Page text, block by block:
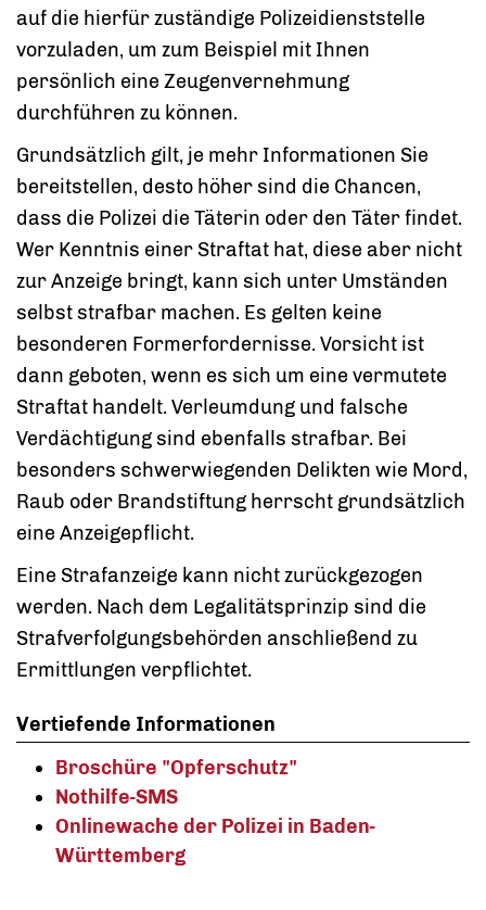
auf die hierfür zuständige Polizeidienststelle
vorzuladen, um zum Beispiel mit Ihnen
persönlich eine Zeugenvernehmung
durchführen zu können.
Grundsätzlich gilt, je mehr Informationen Sie
bereitstellen, desto höher sind die Chancen,
dass die Polizei die Täterin oder den Täter findet.
Wer Kenntnis einer Straftat hat, diese aber nicht
zur Anzeige bringt, kann sich unter Umständen
selbst strafbar machen. Es gelten keine
besonderen Formerfordernisse. Vorsicht ist
dann geboten, wenn es sich um eine vermutete
Straftat handelt. Verleumdung und falsche
Verdächtigung sind ebenfalls strafbar. Bei
besonders schwerwiegenden Delikten wie Mord,
Raub oder Brandstiftung herrscht grundsätzlich
eine Anzeigepflicht.
Eine Strafanzeige kann nicht zurückgezogen
werden. Nach dem Legalitätsprinzip sind die
Strafverfolgungsbehörden anschließend zu
Ermittlungen verpflichtet.
Vertiefende Informationen
Broschüre "Opferschutz"
Nothilfe-SMS
Onlinewache der Polizei in Baden-
Württemberg